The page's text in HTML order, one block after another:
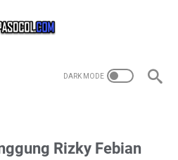
Rizky Febian